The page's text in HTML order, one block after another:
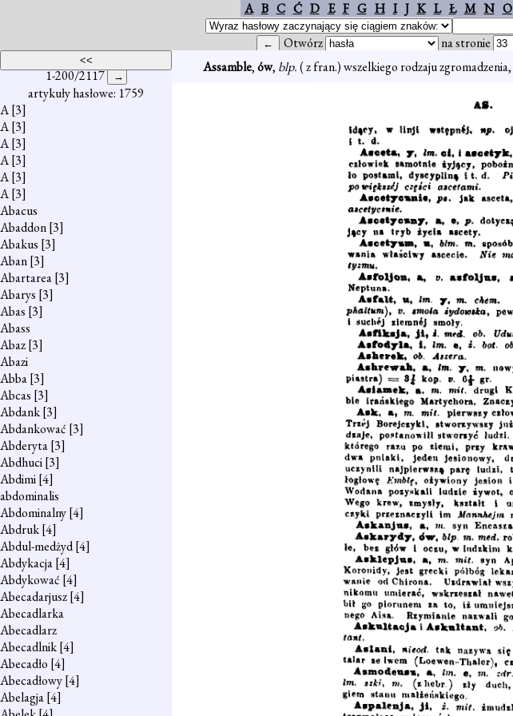
A B C Ć D E F G H I J K L Ł M N O
Otwórz na stronie
1-200/2117
artykuły hasłowe: 1759
A[3]
A[3]
A[3]
A[3]
A[3]
A[3]
Abacus
Abaddon[3]
Abakus [3]
Aban[3]
Abartarea[3]
Abarys [3]
Abas [3]
Abass
Abaz[3]
Abazi
Abba[3]
Abcas [3]
Abdank[3]
Abdankować [3]
Abderyta[3]
Abdhuci[3]
Abdimi[4]
abdominalis
Abdominalny[4]
Abdruk[4]
Abdul-medżyd[4]
Abdykacja[4]
Abdykować [4]
Abecadarjusz[4]
Abecadlarka
Abecadlarz
Abecadlnik[4]
Abecadło [4]
Abecadłowy[4]
Abelagja[4]
Assamble,ów, blp.( z fran.) wszelkiego rodzaju zgromadzenia,